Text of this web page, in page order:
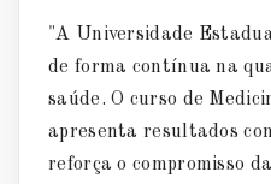
"A Universidade
de forma contínua na
saúde. O curso de
apresenta resultados
reforça o compromisso